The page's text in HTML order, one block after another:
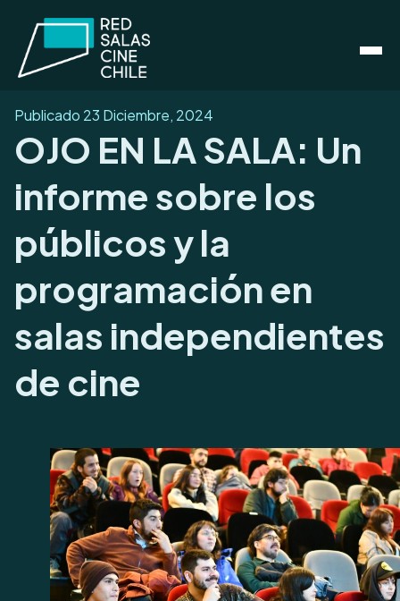
Publicado 23 Diciembre, 2024
OJO EN LA SALA: Un
informe sobre los
públicos y la
programación en
salas independientes
de cine